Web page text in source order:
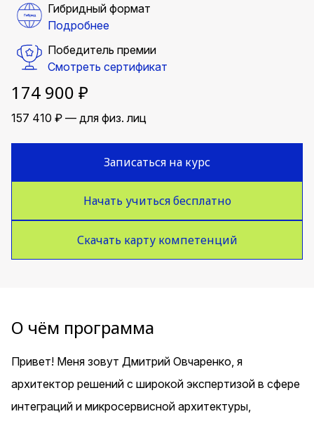
Гибридный формат
Подробнее
Победитель премии
Смотреть сертификат
174 900 ₽
157 410 ₽ — для физ. лиц
Записаться на курс
Начать учиться бесплатно
Скачать карту компетенций
О чём программа
Привет! Меня зовут Дмитрий Овчаренко, я
архитектор решений с широкой экспертизой в сфере
интеграций и микросервисной архитектуры,